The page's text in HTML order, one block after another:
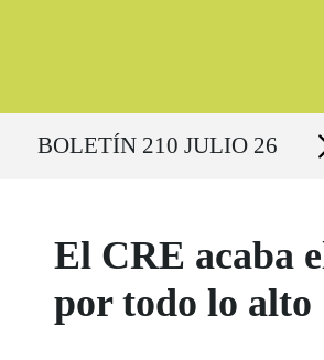
BOLETÍN 210 JULIO 26
El CRE acaba
por todo lo alto